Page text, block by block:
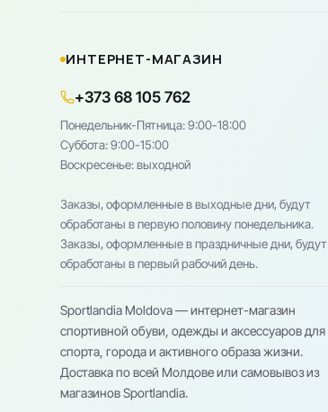
ИНТЕРНЕТ-МАГАЗИН
+373 68 105 762
Понедельник-Пятница: 9:00-18:00
Cуббота: 9:00-15:00
Воскресенье: выходной
Заказы, оформленные в выходные дни, будут
обработаны в первую половину понедельника.
Заказы, оформленные в праздничные дни, будут
обработаны в первый рабочий день.
Sportlandia Moldova — интернет-магазин
спортивной обуви, одежды и аксессуаров для
спорта, города и активного образа жизни.
Доставка по всей Молдове или самовывоз из
магазинов Sportlandia.